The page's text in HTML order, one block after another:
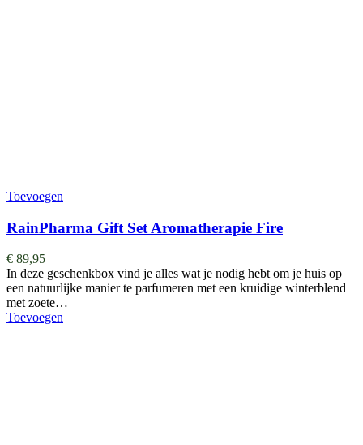
Toevoegen
RainPharma Gift Set Aromatherapie Fire
€ 89,95
In deze geschenkbox vind je alles wat je nodig hebt om je huis op
een natuurlijke manier te parfumeren met een kruidige winterblend
met zoete…
Toevoegen